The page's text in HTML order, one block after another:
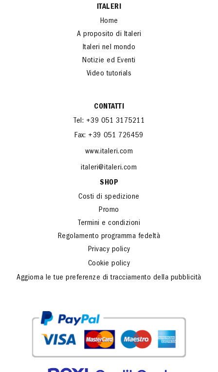
ITALERI
Home
A proposito di Italeri
Italeri nel mondo
Notizie ed Eventi
Video tutorials
CONTATTI
Tel: +39 051 3175211
Fax: +39 051 726459
www.italeri.com
italeri@italeri.com
SHOP
Costi di spedizione
Promo
Termini e condizioni
Regolamento programma fedeltà
Privacy policy
Cookie policy
Aggiorna le tue preferenze di tracciamento della pubblicità